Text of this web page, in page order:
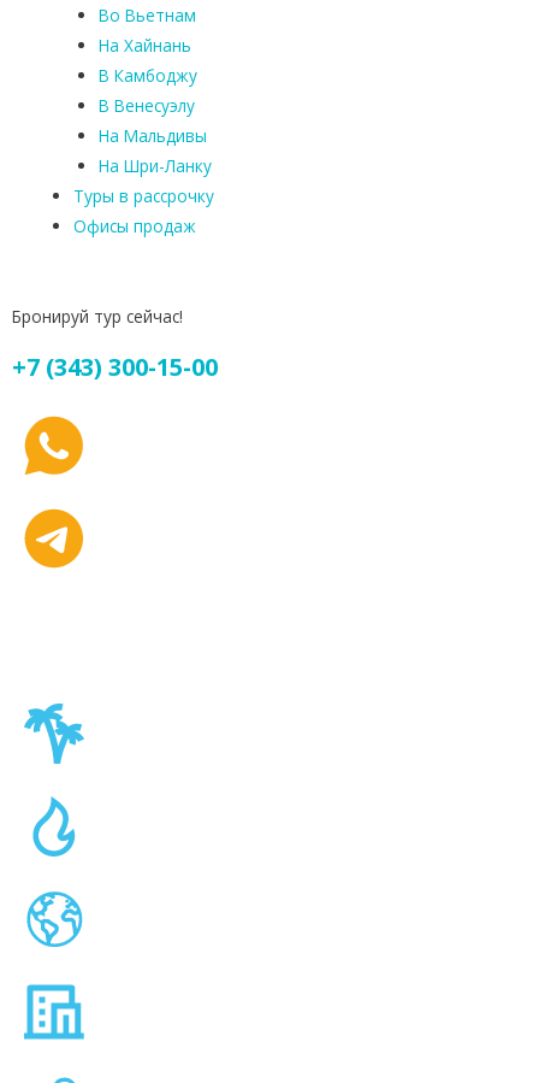
Во Вьетнам
На Хайнань
В Камбоджу
В Венесуэлу
На Мальдивы
На Шри-Ланку
Туры в рассрочку
Офисы продаж
Бронируй тур сейчас!
+7 (343) 300-15-00